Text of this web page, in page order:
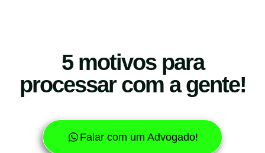
5 motivos para
processar com a gente!
Falar com um Advogado!